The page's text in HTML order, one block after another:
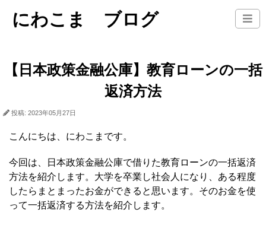
にわこま ブログ
【日本政策金融公庫】教育ローンの一括
返済方法
投稿: 2023年05月27日
こんにちは、にわこまです。
今回は、日本政策金融公庫で借りた教育ローンの一括返済
方法を紹介します。大学を卒業し社会人になり、ある程度
したらまとまったお金ができると思います。そのお金を使
って一括返済する方法を紹介します。